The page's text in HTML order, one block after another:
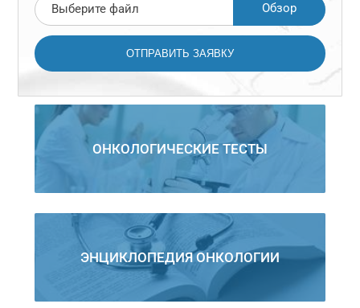
Выберите файл Обзор
ОНКОЛОГИЧЕСКИЕ ТЕСТЫ
ЭНЦИКЛОПЕДИЯ ОНКОЛОГИИ